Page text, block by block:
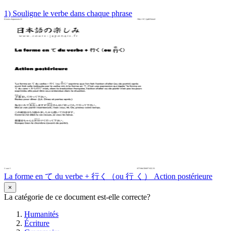
1) Souligne le verbe dans chaque phrase
La forme en て du verbe + 行く（ou 行 く） Action postérieure
×
La catégorie de ce document est-elle correcte?
Humanités
Écriture